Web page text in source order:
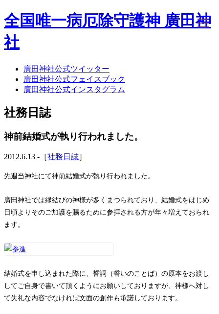
全国唯一病厄除守護神 廣田神
社
ホーム
社務日誌
お知らせ
年間祭事のご案内
お願いごと
神前結婚式
ご相談
八甲田山神社
水子葬
奉祝記念事業
廣田神社公式ツイッター
廣田神社公式フェイスブック
廣田神社公式インスタグラム
社務日誌
神前結婚式が執り行われました。
2012.6.13 -［社務日誌］
先週当神社にて神前結婚式が執り行われました。
廣田神社では縁結びの神様が多くまつられており、結婚式をはじめ
日頃よりそのご加護を賜るために参拝される方が年々増えておられ
ます。
結婚式を申し込まれた際に、誓詞（誓いのことば）の原本をお渡し
してご自身で書いて頂くようにお願いしておりますが、神様へ対し
て失礼な内容でなければ文面の創作も承諾しております。